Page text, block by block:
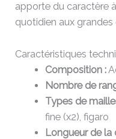
apporte du caractère
quotidien aux grandes
Caractéristiques
Composition :
Nombre de
Types de
fine (x2), figaro
Longueur de la